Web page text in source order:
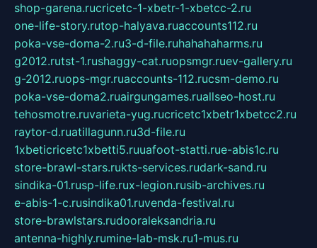
shop-garena.rucricetc-1-xbetr-1-xbetcc-2.ru
one-life-story.rutop-halyava.ruaccounts112.ru
poka-vse-doma-2.ru3-d-file.ruhahahaharms.ru
g2012.rutst-1.rushaggy-cat.ruopsmgr.ruev-gallery.ru
g-2012.ruops-mgr.ruaccounts-112.rucsm-demo.ru
poka-vse-doma2.ruairgungames.ruallseo-host.ru
tehosmotre.ruvarieta-yug.rucricetc1xbetr1xbetcc2.ru
raytor-d.ruatillagunn.ru3d-file.ru
1xbeticricetc1xbetti5.ruuafoot-statti.rue-abis1c.ru
store-brawl-stars.rukts-services.rudark-sand.ru
sindika-01.rusp-life.rux-legion.rusib-archives.ru
e-abis-1-c.rusindika01.ruvenda-festival.ru
store-brawlstars.rudooraleksandria.ru
antenna-highly.rumine-lab-msk.ru1-mus.ru